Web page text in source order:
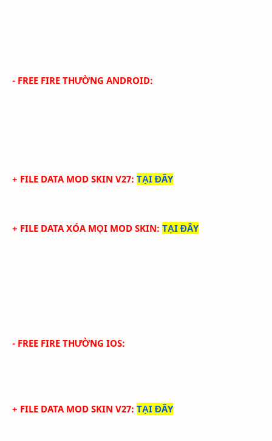
- FREE FIRE THƯỜNG ANDROID:
+ FILE DATA MOD SKIN V27: TẠI ĐÂY
+ FILE DATA XÓA MỌI MOD SKIN: TẠI ĐÂY
- FREE FIRE THƯỜNG IOS:
+ FILE DATA MOD SKIN V27: TẠI ĐÂY